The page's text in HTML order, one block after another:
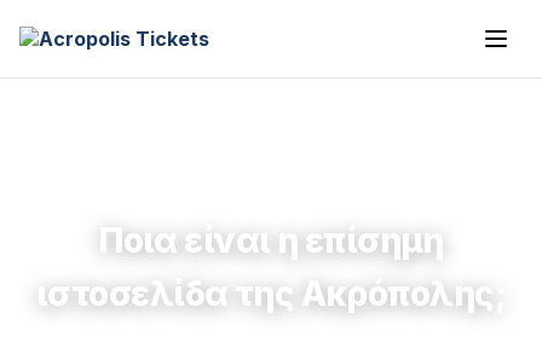
Ποια είναι η επίσημη
ιστοσελίδα της Ακρόπολης;